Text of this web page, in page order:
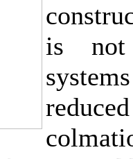
is not